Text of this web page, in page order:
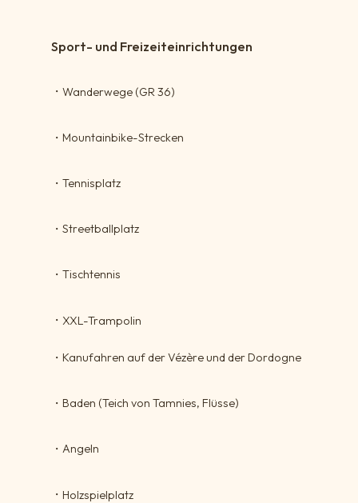
Sport- und Freizeiteinrichtungen
・ Wanderwege (GR 36)
・ Mountainbike-Strecken
・ Tennisplatz
・ Streetballplatz
・ Tischtennis
・ XXL-Trampolin
・ Kanufahren auf der Vézère und der Dordogne
・ Baden (Teich von Tamnies, Flüsse)
・ Angeln
・ Holzspielplatz